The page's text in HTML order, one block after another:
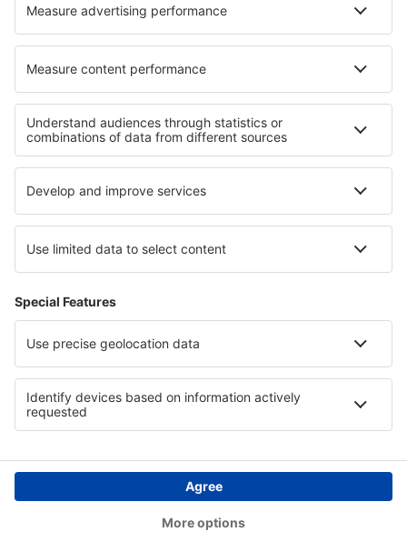
Nejlepší hotely - regiony
Hotely v Midi Pyrénées Hotely v Bretani
Hotely v Les Deux Alpes Hotely v Jurovi
Hotely na Azurovém pobřeží Hotely v České republice
Hotely v Colón Hotely na Nosy Be
Hotely v oblasti Davos-Klosters Hotely v La Guajira
Copyright © eSky.cz. Všechna práva vyhrazena.